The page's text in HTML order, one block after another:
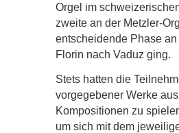
Orgel im
zweite an der Metzler-
entscheidende Phase
Florin nach Vaduz ging.
Stets hatten die
vorgegebener Werke
Kompositionen zu
um sich mit dem